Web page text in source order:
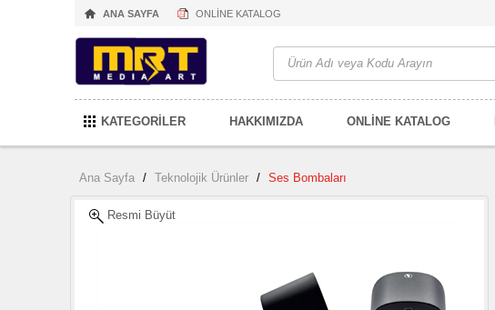
ANA SAYFA ONLİNE KATALOG
KATEGORİLER HAKKIMIZDA ONLİNE KATALOG
Ana Sayfa / Teknolojik Ürünler / Ses Bombaları
Resmi Büyüt